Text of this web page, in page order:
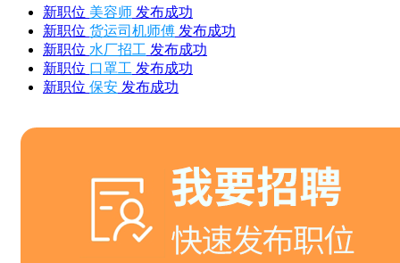
新职位 美容师 发布成功
新职位 货运司机师傅 发布成功
新职位 水厂招工 发布成功
新职位 口罩工 发布成功
新职位 保安 发布成功